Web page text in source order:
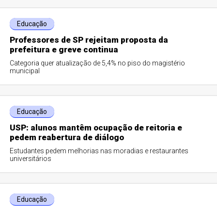
Educação
Professores de SP rejeitam proposta da
prefeitura e greve continua
Categoria quer atualização de 5,4% no piso do magistério
municipal
Educação
USP: alunos mantêm ocupação de reitoria e
pedem reabertura de diálogo
Estudantes pedem melhorias nas moradias e restaurantes
universitários
Educação